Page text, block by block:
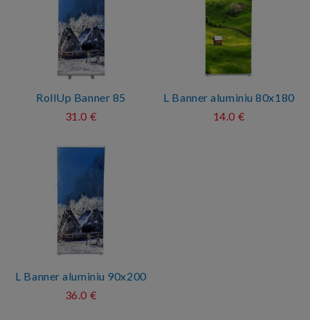
RollUp Banner 85
31.0 €
L Banner aluminiu 80x180
14.0 €
L Banner aluminiu 90x200
36.0 €